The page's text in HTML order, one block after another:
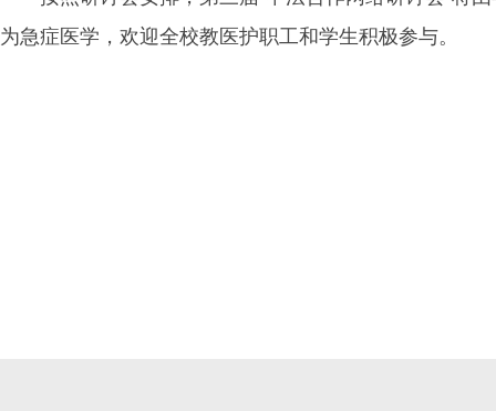
为急症医学，欢迎全校教医护职工和学生积极参与。